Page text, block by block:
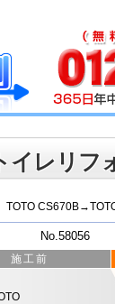
イレリフ
TOTO
No.58056
施工前